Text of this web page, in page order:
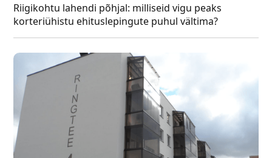
Riigikohtu lahendi põhjal: milliseid vigu peaks
korteriühistu ehituslepingute puhul vältima?